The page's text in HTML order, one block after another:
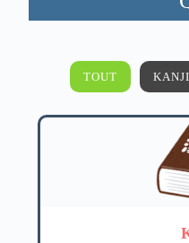
TOUT KANJI